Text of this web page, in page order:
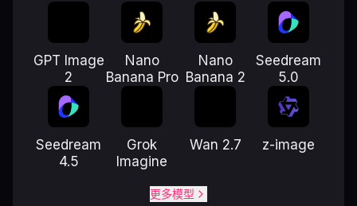
GPT Image
2
Nano
Banana Pro
Nano
Banana 2
Seedream
5.0
Seedream
4.5
Grok
Imagine
Wan 2.7 z-image
更多模型